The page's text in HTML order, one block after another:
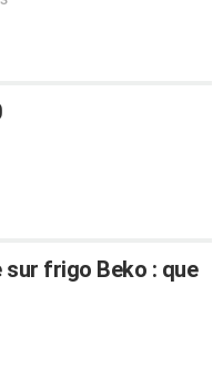
sur frigo Beko : que